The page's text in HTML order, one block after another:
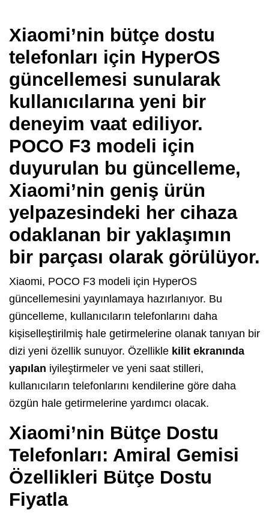
Xiaomi’nin bütçe dostu
telefonları için HyperOS
güncellemesi sunularak
kullanıcılarına yeni bir
deneyim vaat ediliyor.
POCO F3 modeli için
duyurulan bu güncelleme,
Xiaomi’nin geniş ürün
yelpazesindeki her cihaza
odaklanan bir yaklaşımın
bir parçası olarak görülüyor.
Xiaomi, POCO F3 modeli için HyperOS
güncellemesini yayınlamaya hazırlanıyor. Bu
güncelleme, kullanıcıların telefonlarını daha
kişiselleştirilmiş hale getirmelerine olanak tanıyan bir
dizi yeni özellik sunuyor. Özellikle kilit ekranında
yapılan iyileştirmeler ve yeni saat stilleri,
kullanıcıların telefonlarını kendilerine göre daha
özgün hale getirmelerine yardımcı olacak.
Xiaomi’nin Bütçe Dostu
Telefonları: Amiral Gemisi
Özellikleri Bütçe Dostu
Fiyatla